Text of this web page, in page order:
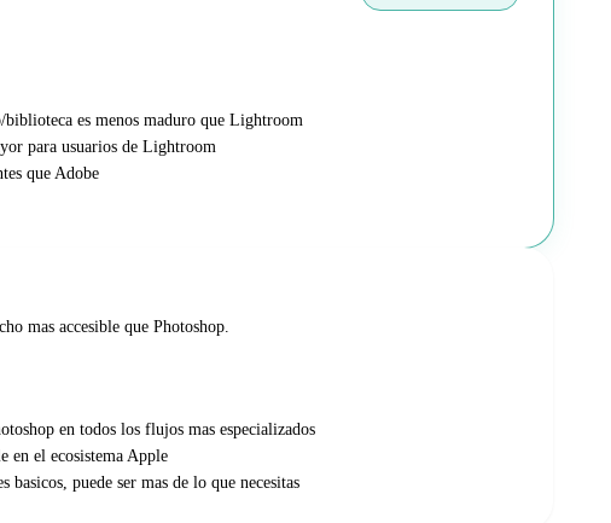
es menos maduro que Lightroom
para usuarios de Lightroom
que Adobe
mas accesible que Photoshop.
en todos los flujos mas especializados
en el ecosistema Apple
basicos, puede ser mas de lo que necesitas